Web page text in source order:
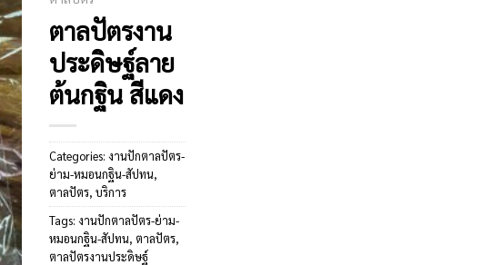
ตาลปัตรงาน
ประดิษฐ์ลาย
ต้นกฐิน สีแดง
Categories: งานปักตาลปัตร-
ย่าม-หมอนกฐิน-สัปทน,
ตาลปัตร, บริการ
Tags: งานปักตาลปัตร-ย่าม-
หมอนกฐิน-สัปทน, ตาลปัตร,
ตาลปัตรงานประดิษฐ์